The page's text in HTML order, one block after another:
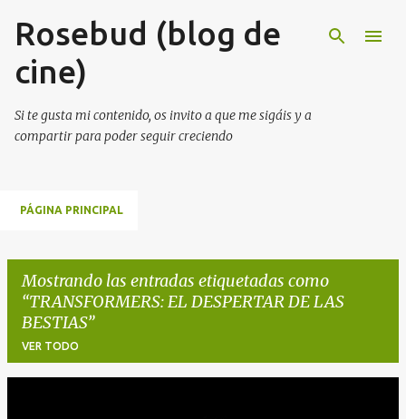
Ir al contenido principal
Rosebud (blog de
cine)
Si te gusta mi contenido, os invito a que me sigáis y a
compartir para poder seguir creciendo
PÁGINA PRINCIPAL
Mostrando las entradas etiquetadas como
TRANSFORMERS: EL DESPERTAR DE LAS
BESTIAS
VER TODO